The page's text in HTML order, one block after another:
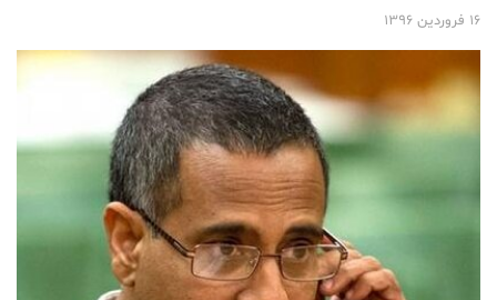
۱۶ فروردین ۱۳۹۶